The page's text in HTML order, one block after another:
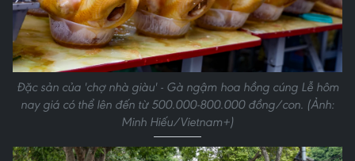
Đặc sản của 'chợ nhà giàu' - Gà ngậm hoa hồng cúng Lễ hôm
nay giá có thể lên đến từ 500.000-800.000 đồng/con. (Ảnh:
Minh Hiếu/Vietnam+)